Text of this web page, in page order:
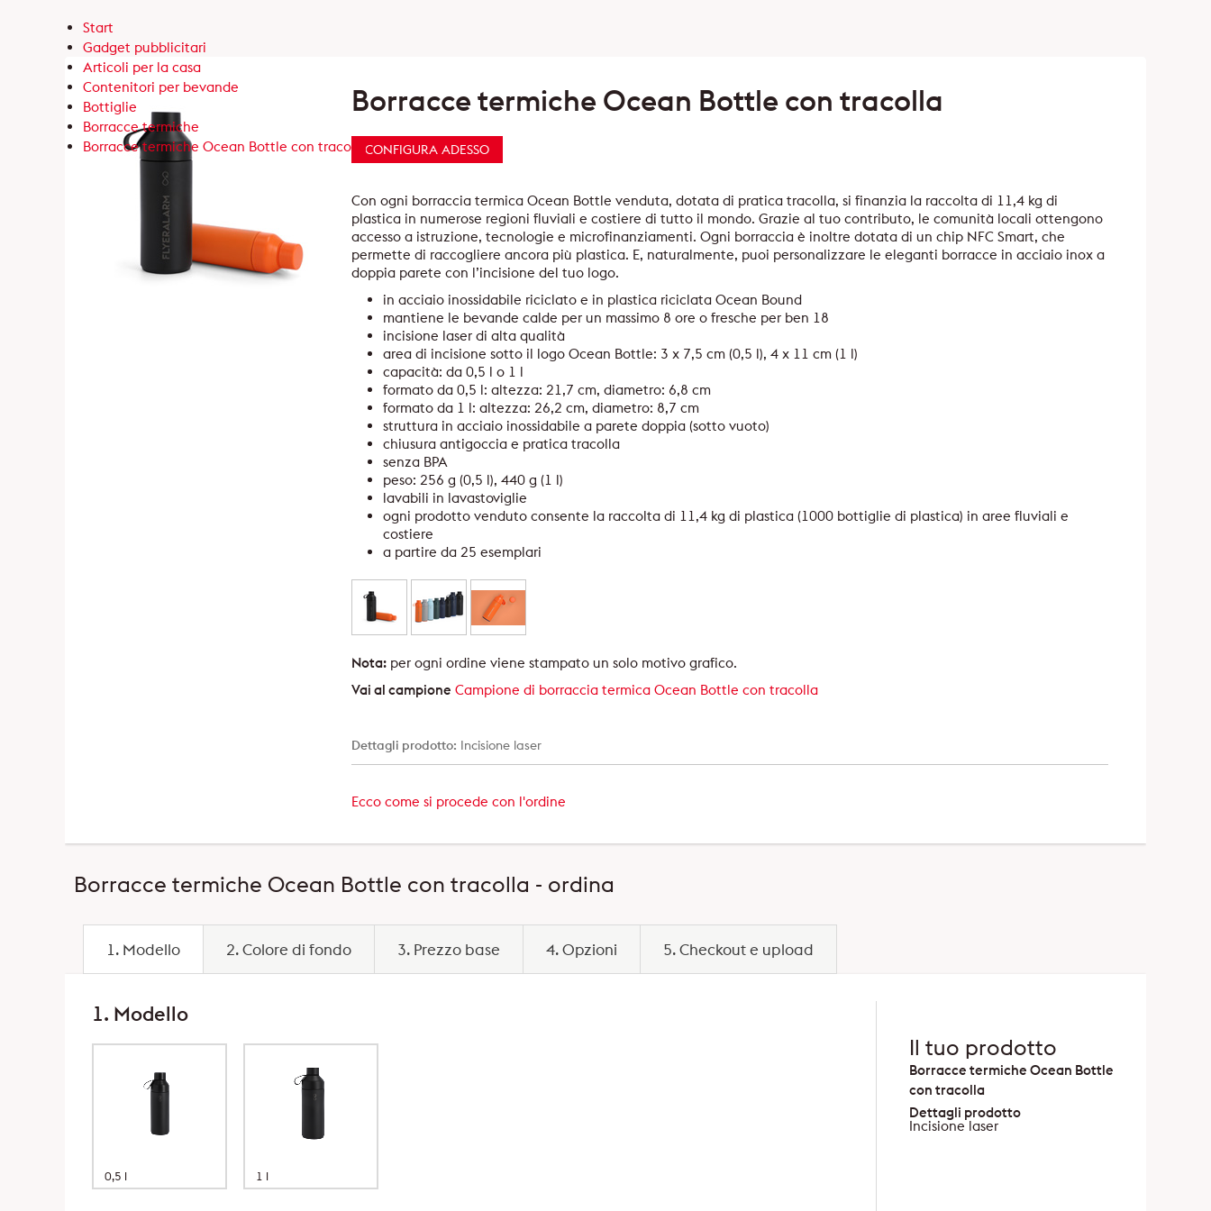
Start
Gadget pubblicitari
Articoli per la casa
Contenitori per bevande
Bottiglie
Borracce termiche
Borracce termiche Ocean Bottle con tracolla
Borracce termiche Ocean Bottle con tracolla
CONFIGURA ADESSO
Con ogni borraccia termica Ocean Bottle venduta, dotata di pratica tracolla, si finanzia la raccolta di 11,4 kg di
plastica in numerose regioni fluviali e costiere di tutto il mondo. Grazie al tuo contributo, le comunità locali ottengono
accesso a istruzione, tecnologie e microfinanziamenti. Ogni borraccia è inoltre dotata di un chip NFC Smart, che
permette di raccogliere ancora più plastica. E, naturalmente, puoi personalizzare le eleganti borracce in acciaio inox a
doppia parete con l’incisione del tuo logo.
in acciaio inossidabile riciclato e in plastica riciclata Ocean Bound
mantiene le bevande calde per un massimo 8 ore o fresche per ben 18
incisione laser di alta qualità
area di incisione sotto il logo Ocean Bottle: 3 x 7,5 cm (0,5 l), 4 x 11 cm (1 l)
capacità: da 0,5 l o 1 l
formato da 0,5 l: altezza: 21,7 cm, diametro: 6,8 cm
formato da 1 l: altezza: 26,2 cm, diametro: 8,7 cm
struttura in acciaio inossidabile a parete doppia (sotto vuoto)
chiusura antigoccia e pratica tracolla
senza BPA
peso: 256 g (0,5 l), 440 g (1 l)
lavabili in lavastoviglie
ogni prodotto venduto consente la raccolta di 11,4 kg di plastica (1000 bottiglie di plastica) in aree fluviali e
costiere
a partire da 25 esemplari
Nota: per ogni ordine viene stampato un solo motivo grafico.
Vai al campione Campione di borraccia termica Ocean Bottle con tracolla
Dettagli prodotto: Incisione laser
Ecco come si procede con l'ordine
Borracce termiche Ocean Bottle con tracolla - ordina
1. Modello 2. Colore di fondo 3. Prezzo base 4. Opzioni 5. Checkout e upload
1. Modello
0,5 l 1 l
Il tuo prodotto
Borracce termiche Ocean Bottle
con tracolla
Dettagli prodotto
Incisione laser